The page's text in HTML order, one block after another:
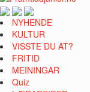
NYHENDE
KULTUR
VISSTE DU AT?
FRITID
MEININGAR
Quiz